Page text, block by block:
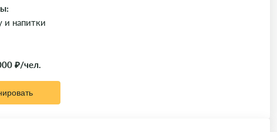
и напитки
₽/чел.